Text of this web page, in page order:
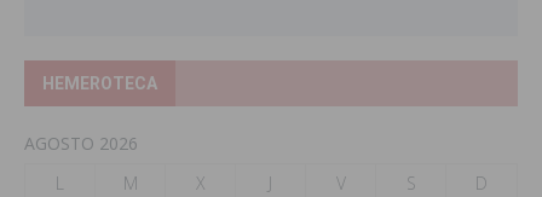
HEMEROTECA
AGOSTO 2026
L
M X J V S
D